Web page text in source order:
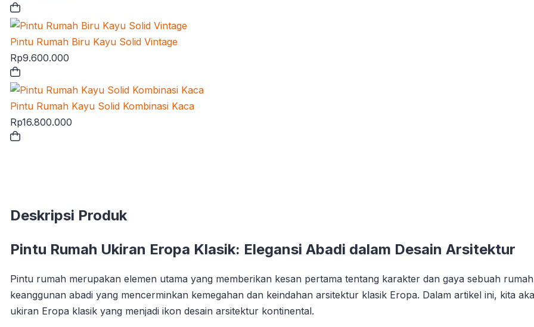
Pintu Rumah Biru Kayu Solid Vintage
Rp9.600.000
Pintu Rumah Kayu Solid Kombinasi Kaca
Rp16.800.000
Deskripsi Produk
Pintu Rumah Ukiran Eropa Klasik: Elegansi Abadi dalam Desain Arsitektur
Pintu rumah merupakan elemen utama yang memberikan kesan pertama tentang karakter dan gaya sebuah
keanggunan abadi yang mencerminkan kemegahan dan keindahan arsitektur klasik Eropa. Dalam artikel ini, kita
ukiran Eropa klasik yang menjadi ikon desain arsitektur kontinental.